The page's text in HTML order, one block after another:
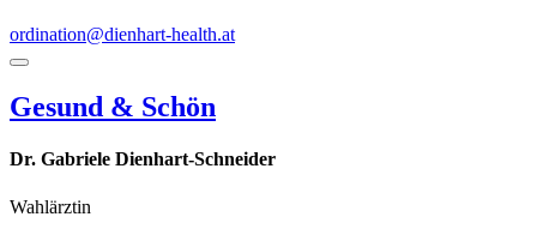
ordination@dienhart-health.at
Gesund & Schön
Dr. Gabriele Dienhart-Schneider
Wahlärztin